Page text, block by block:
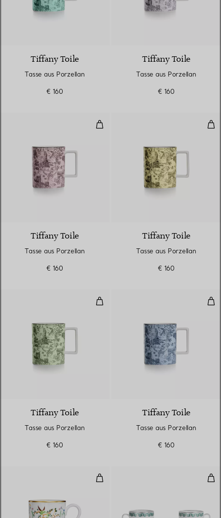
Tiffany Toile
Tasse aus Porzellan
€ 160
Tiffany Toile
Tasse aus Porzellan
€ 160
Tasse aus Porzellan
Tiffany Toile
Tasse aus Porzellan
€ 160
Tiffany Toile
Tasse aus Porzellan
€ 160
Tasse aus Porzellan
Tiffany Toile
Tasse aus Porzellan
€ 160
Tiffany Toile
Tasse aus Porzellan
€ 160
Tasse aus Porzellan